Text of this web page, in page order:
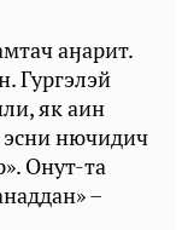
аӈарит.
Гургэлэй
як аин
эсни нючидич
Онут-та
–